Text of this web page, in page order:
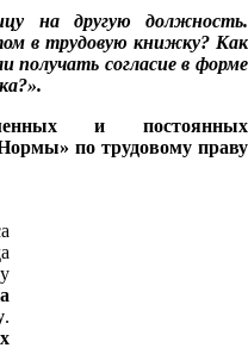
на другую должность.
в трудовую книжку? Как
получать согласие в форме
и постоянных
по трудовому праву
.